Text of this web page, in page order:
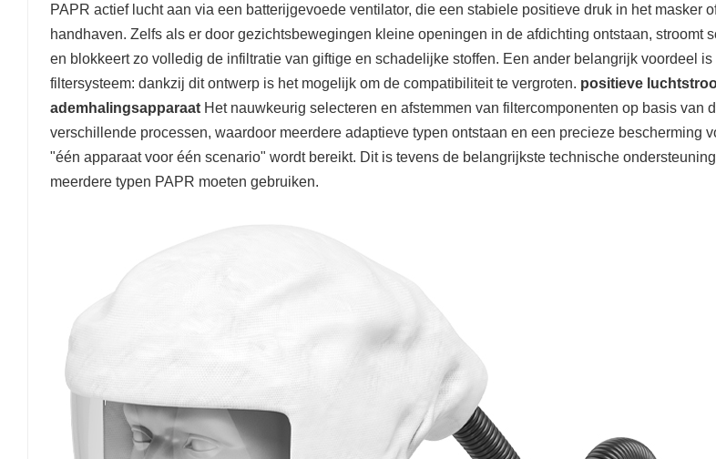
PAPR actief lucht aan via een batterijgevoede ventilator, die een stabiele positieve druk in het masker
handhaven. Zelfs als er door gezichtsbewegingen kleine openingen in de afdichting ontstaan, stroomt
en blokkeert zo volledig de infiltratie van giftige en schadelijke stoffen. Een ander belangrijk voordeel
filtersysteem: dankzij dit ontwerp is het mogelijk om de compatibiliteit te vergroten. positieve
ademhalingsapparaatHet nauwkeurig selecteren en afstemmen van filtercomponenten op basis van
verschillende processen, waardoor meerdere adaptieve typen ontstaan ​​en een precieze bescherming
"één apparaat voor één scenario" wordt bereikt. Dit is tevens de belangrijkste technische
meerdere typen PAPR moeten gebruiken.